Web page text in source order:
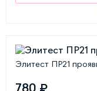
Элитест ПР21
780 ₽